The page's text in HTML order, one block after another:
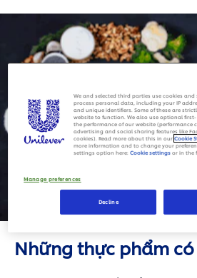
Những thực phẩm
We and selected third parties use cookies
process personal data, including your IP
and unique identifiers. Some of these are
website to function. We also use optional
the performance of our website (performance
advertising and social sharing features like
cookies). Read more about this in ourCookie
more information and to change your
settings option here:Cookie settingsor in the
Manage preferences
Decline